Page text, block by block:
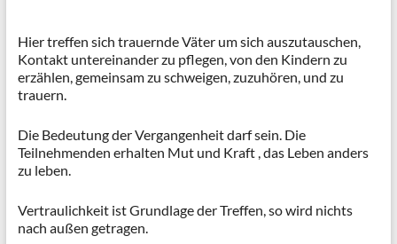
Hier treffen sich trauernde Väter um sich auszutauschen,
Kontakt untereinander zu pflegen, von den Kindern zu
erzählen, gemeinsam zu schweigen, zuzuhören, und zu
trauern.
Die Bedeutung der Vergangenheit darf sein. Die
Teilnehmenden erhalten Mut und Kraft , das Leben anders
zu leben.
Vertraulichkeit ist Grundlage der Treffen, so wird nichts
nach außen getragen.